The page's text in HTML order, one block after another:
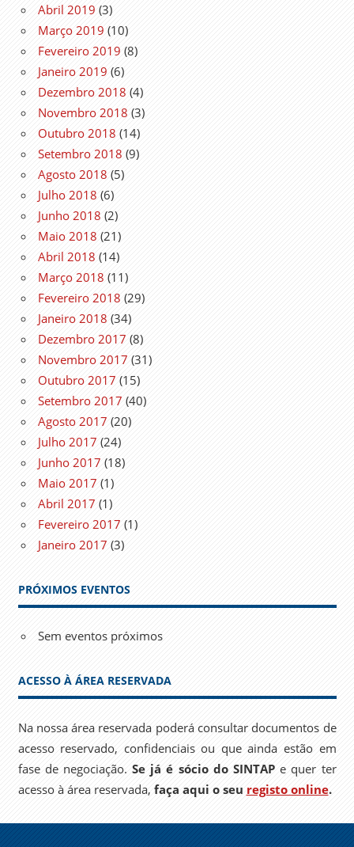
Abril 2019 (3)
Março 2019 (10)
Fevereiro 2019 (8)
Janeiro 2019 (6)
Dezembro 2018 (4)
Novembro 2018 (3)
Outubro 2018 (14)
Setembro 2018 (9)
Agosto 2018 (5)
Julho 2018 (6)
Junho 2018 (2)
Maio 2018 (21)
Abril 2018 (14)
Março 2018 (11)
Fevereiro 2018 (29)
Janeiro 2018 (34)
Dezembro 2017 (8)
Novembro 2017 (31)
Outubro 2017 (15)
Setembro 2017 (40)
Agosto 2017 (20)
Julho 2017 (24)
Junho 2017 (18)
Maio 2017 (1)
Abril 2017 (1)
Fevereiro 2017 (1)
Janeiro 2017 (3)
PRÓXIMOS EVENTOS
Sem eventos próximos
ACESSO À ÁREA RESERVADA
Na nossa área reservada poderá consultar documentos de
acesso reservado, confidenciais ou que ainda estão em
fase de negociação.Se já é sócio do SINTAPe quer ter
acesso à área reservada, faça aqui o seu registo online.